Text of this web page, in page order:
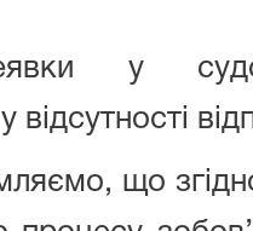
у
відсутності
що